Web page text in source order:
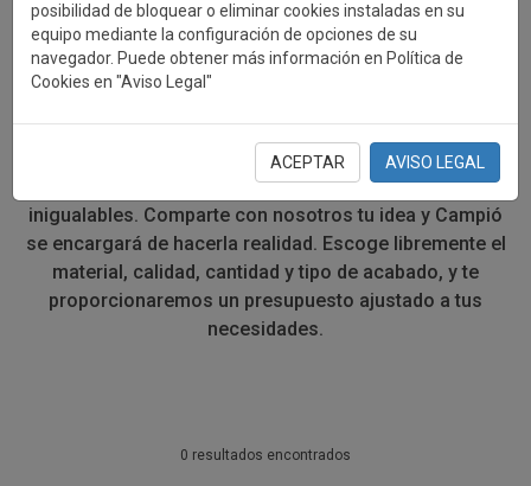
posibilidad de bloquear o eliminar cookies instaladas en su
equipo mediante la configuración de opciones de su
navegador. Puede obtener más información en Política de
Cookies en "Aviso Legal"
ACEPTAR AVISO LEGAL
DISEÑOS ESPECIALES
WATERPOLO
En Trofeos Campió podemos realizar diseños
especiales a medida para que tu trofeo, copa deportiva,
placa conmemorativa o medalla sean únicos e
inigualables. Comparte con nosotros tu idea y Campió
se encargará de hacerla realidad. Escoge libremente el
material, calidad, cantidad y tipo de acabado, y te
proporcionaremos un presupuesto ajustado a tus
necesidades.
0 resultados encontrados